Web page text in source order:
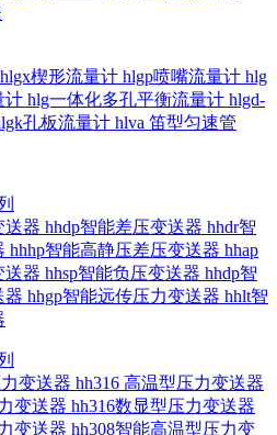
hlgx楔形流量计 hlgp喷嘴流量计 hlg
计 hlg一体化多孔平衡流量计 hlgd-
孔板流量计 hlva 笛型匀速管
送器 hhdp智能差压变送器 hhdr智
hhhp智能高静压差压变送器 hhap
送器 hhsp智能负压变送器 hhdp智
器 hhgp智能远传压力变送器 hhlt智
变送器 hh316 高温型压力变送器
变送器 hh316数显型压力变送器
变送器 hh308智能高温型压力变